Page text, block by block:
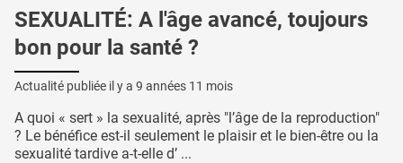
SEXUALITÉ: A l'âge avancé, toujours
bon pour la santé ?
Actualité publiée il y a 9 années 11 mois
A quoi « sert » la sexualité, après "l’âge de la reproduction"
? Le bénéfice est-il seulement le plaisir et le bien-être ou la
sexualité tardive a-t-elle d’ ...